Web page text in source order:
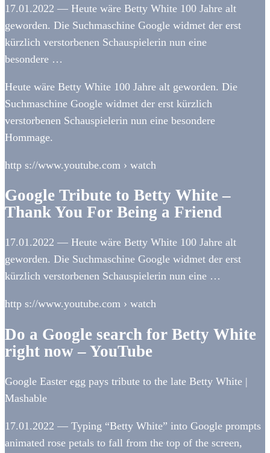
17.01.2022 — Heute wäre Betty White 100 Jahre alt
geworden. Die Suchmaschine Google widmet der erst
kürzlich verstorbenen Schauspielerin nun eine
besondere …
Heute wäre Betty White 100 Jahre alt geworden. Die
Suchmaschine Google widmet der erst kürzlich
verstorbenen Schauspielerin nun eine besondere
Hommage.
http s://www.youtube.com › watch
Google Tribute to Betty White –
Thank You For Being a Friend
17.01.2022 — Heute wäre Betty White 100 Jahre alt
geworden. Die Suchmaschine Google widmet der erst
kürzlich verstorbenen Schauspielerin nun eine …
http s://www.youtube.com › watch
Do a Google search for Betty White
right now – YouTube
Google Easter egg pays tribute to the late Betty White |
Mashable
17.01.2022 — Typing “Betty White” into Google prompts
animated rose petals to fall from the top of the screen,